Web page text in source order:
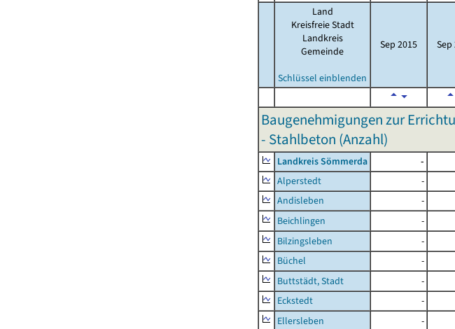
Land
Kreisfreie Stadt
Landkreis
Gemeinde
Schlüssel einblenden
Sep 2015 Sep
Baugenehmigungen zur
- Stahlbeton (Anzahl)
Landkreis Sömmerda -
Alperstedt
-
Andisleben
-
Beichlingen
-
Bilzingsleben
-
Büchel
-
Buttstädt, Stadt
-
Eckstedt
-
Ellersleben
-